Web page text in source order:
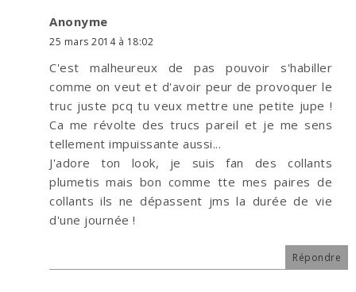
Anonyme
25 mars 2014 à 18:02
C'est malheureux de pas pouvoir s'habiller
comme on veut et d'avoir peur de provoquer le
truc juste pcq tu veux mettre une petite jupe !
Ca me révolte des trucs pareil et je me sens
tellement impuissante aussi...
J'adore ton look, je suis fan des collants
plumetis mais bon comme tte mes paires de
collants ils ne dépassent jms la durée de vie
d'une journée !
Répondre